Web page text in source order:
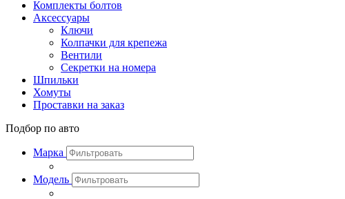
Комплекты болтов
Аксессуары
Ключи
Колпачки для крепежа
Вентили
Секретки на номера
Шпильки
Хомуты
Проставки на заказ
Подбор по авто
Марка
Модель